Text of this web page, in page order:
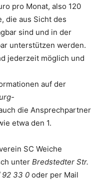
pro Monat, also 120
die aus Sicht des
sind und in der
unterstützen werden.
jederzeit möglich und
auf der
die Ansprechpartner
etwa den 1.
SC Weiche
unter Bredstedter Str.
92 33 0 oder per Mail